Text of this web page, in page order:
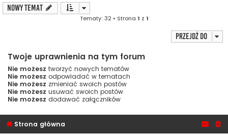
NOWY TEMAT
Tematy: 32 • Strona 1 z 1
Przejdź do
Twoje uprawnienia na tym forum
Nie możesz tworzyć nowych tematów
Nie możesz odpowiadać w tematach
Nie możesz zmieniać swoich postów
Nie możesz usuwać swoich postów
Nie możesz dodawać załączników
Strona główna